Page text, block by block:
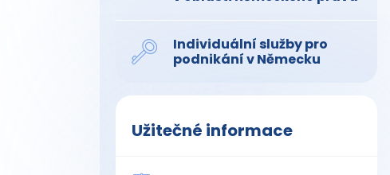
Individuální služby pro
podnikání v Německu
Užitečné informace